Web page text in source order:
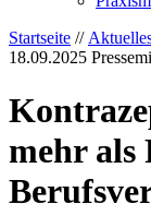
Startseite //
18.09.2025
mehr als